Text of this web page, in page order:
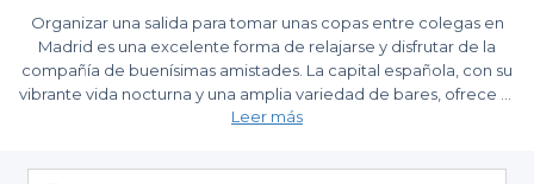
Organizar una salida para tomar unas copas entre colegas en
Madrid es una excelente forma de relajarse y disfrutar de la
compañía de buenísimas amistades. La capital española, con su
vibrante vida nocturna y una amplia variedad de bares, ofrece el
escenario perfecto para vivir un afterwork inolvidable. Desde el
tiene algo que ofrecer para cada grupo y cada gusto.
Descubre la facilidad de reservar con Privateaser
Leer más